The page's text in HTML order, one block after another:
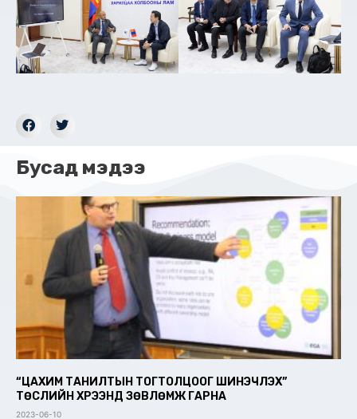
Бусад мэдээ
“ЦАХИМ ТАНИЛТЫН ТОГТОЛЦООГ ШИНЭЧЛЭХ”
ТӨСЛИЙН ХҮРЭЭНД ЗӨВЛӨМЖ ГАРНА
2023-06-10